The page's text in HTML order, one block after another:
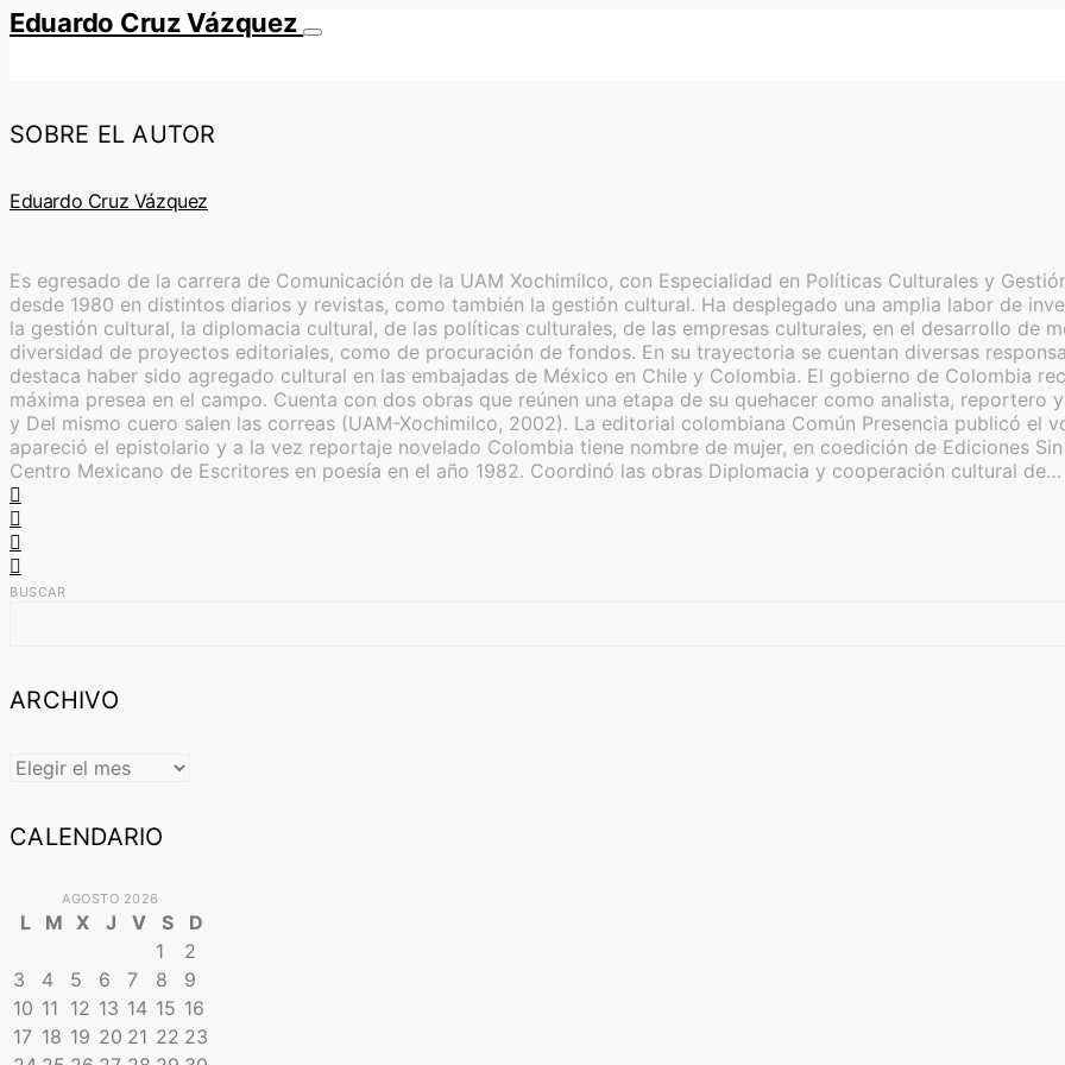
Eduardo Cruz Vázquez
SOBRE EL AUTOR
Eduardo Cruz Vázquez
Es egresado de la carrera de Comunicación de la UAM Xochimilco, con Especialidad en Políticas Culturales y
desde 1980 en distintos diarios y revistas, como también la gestión cultural. Ha desplegado una amplia labor de
la gestión cultural, la diplomacia cultural, de las políticas culturales, de las empresas culturales, en el desarrollo de
diversidad de proyectos editoriales, como de procuración de fondos. En su trayectoria se cuentan diversas
destaca haber sido agregado cultural en las embajadas de México en Chile y Colombia. El gobierno de Colombia
máxima presea en el campo. Cuenta con dos obras que reúnen una etapa de su quehacer como analista, reportero
y Del mismo cuero salen las correas (UAM-Xochimilco, 2002). La editorial colombiana Común Presencia publicó el
apareció el epistolario y a la vez reportaje novelado Colombia tiene nombre de mujer, en coedición de Ediciones
Centro Mexicano de Escritores en poesía en el año 1982. Coordinó las obras Diplomacia y cooperación cultural de…
BUSCAR
ARCHIVO
ARCHIVO
CALENDARIO
AGOSTO 2026
L M X J V S
D
1
2
3
4 5 6 7 8
9
10 11 12 13 14 15 16
17 18 19 20 21 22 23